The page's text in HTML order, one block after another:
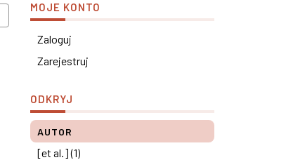
MOJE KONTO
Zaloguj
Zarejestruj
ODKRYJ
AUTOR
[et al.] (1)